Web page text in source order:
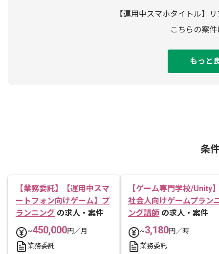
【運用中スマホタイトル】
こちらの案
もっと
条
【業務委託】【運用中スマ
ートフォン向けゲーム】プ
ランニング の求人・案件
~450,000円／月
業務委託
【ゲーム専門学校/Unity
社会人向けゲームプラン
ング講師 の求人・案件
~3,180円／時
業務委託